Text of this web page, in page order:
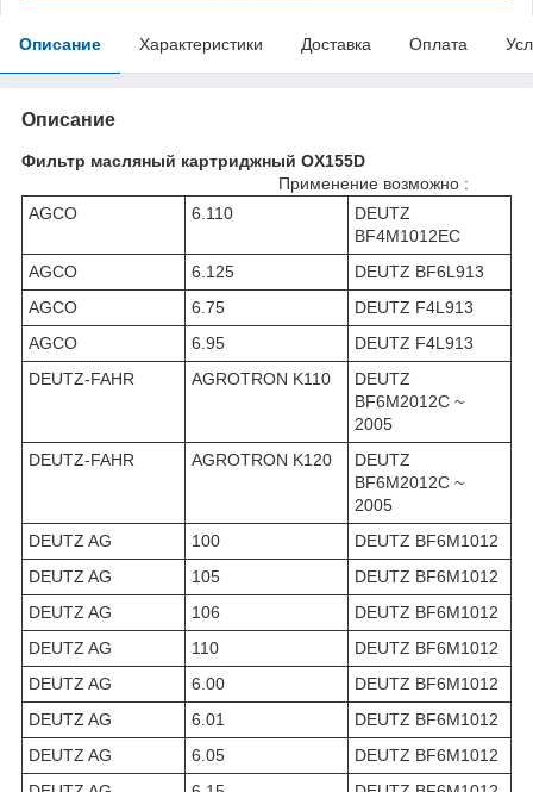
Описание Характеристики Доставка Оплата
Описание
Фильтр масляный картриджный OX155D
Применение возможно :
AGCO
6.110
DEUTZ
BF4M1012EC
AGCO
6.125
DEUTZ BF6L913
AGCO
6.75
DEUTZ F4L913
AGCO
6.95
DEUTZ F4L913
DEUTZ-FAHR
AGROTRON K110
DEUTZ
BF6M2012C ~
2005
DEUTZ-FAHR
AGROTRON K120
DEUTZ
BF6M2012C ~
2005
DEUTZ AG
100
DEUTZ BF6M1012
DEUTZ AG
105
DEUTZ BF6M1012
DEUTZ AG
106
DEUTZ BF6M1012
DEUTZ AG
110
DEUTZ BF6M1012
DEUTZ AG
6.00
DEUTZ BF6M1012
DEUTZ AG
6.01
DEUTZ BF6M1012
DEUTZ AG
6.05
DEUTZ BF6M1012